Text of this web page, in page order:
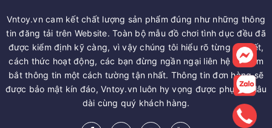
Vntoy.vn cam kết chất lượng sản phẩm đúng như những thông
tin đăng tải trên Website. Toàn bộ mẫu đồ chơi tình dục đều đã
được kiểm định kỹ càng, vì vậy chúng tôi hiểu rõ từng chi tiết,
cách thức hoạt động, các bạn đừng ngần ngại liên hệ để nắm
bắt thông tin một cách tường tận nhất. Thông tin đơn hàng sẽ
được bảo mật kín đáo, Vntoy.vn luôn hy vọng được phục vụ lâu
dài cùng quý khách hàng.